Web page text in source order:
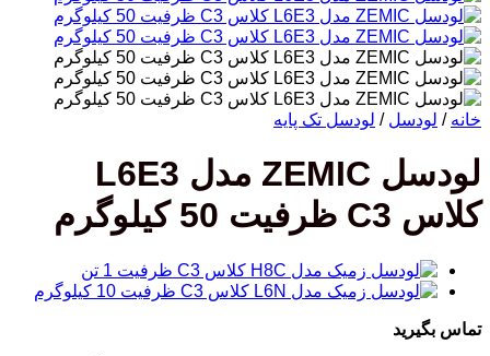
خانه / لودسل / لودسل تک پایه
لودسل ZEMIC مدل L6E3
کلاس C3 ظرفیت 50 کیلوگرم
تماس بگیرید